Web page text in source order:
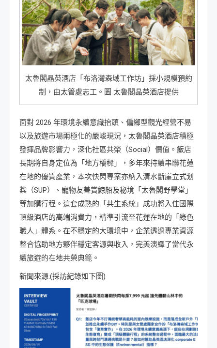
太魯閣晶英酒店「布洛灣森域工作坊」採小規模預約
制，由太管處志工。圖 太魯閣晶英酒店提供
面對 2026 年環境永續意識抬頭、偏鄉型觀光經營不易
以及旅遊市場兩極化的嚴峻現況，太魯閣晶英酒店積極
發揮品牌影響力，深化社區共榮（Social）價值。飯店
長期將自身定位為「地方橋樑」，多年來持續串聯花蓮
在地的優質產業，本次快閃專案亦納入清水斷崖立式划
槳（SUP）、寵物友善賞鯨船及秘境「太魯閣野學堂」
等加購行程。這套成熟的「共生系統」成功將入住國際
頂級酒店的高端消費力，精準引流至花蓮在地的「綠色
職人」體系。在不穩定的大環境中，企業透過專業資源
整合協助地方夥伴穩定客源與收入，完美演繹了當代永
續旅遊的在地共榮典範。
新聞來源:(採訪紀錄如下圖)